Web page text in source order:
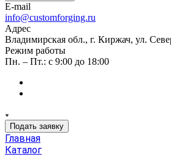
E-mail
info@customforging.ru
Адрес
Владимирская обл., г. Киржач, ул.
Режим работы
Пн. – Пт.: с 9:00 до 18:00
Подать заявку
Главная
Каталог